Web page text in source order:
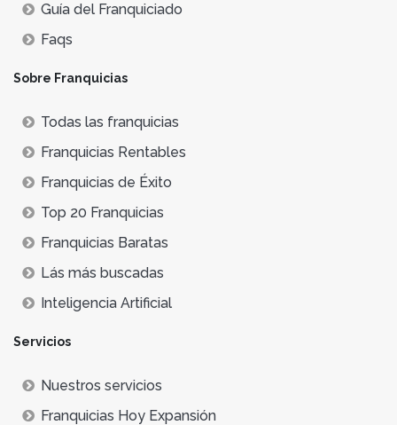
Guía del Franquiciado
Faqs
Sobre Franquicias
Todas las franquicias
Franquicias Rentables
Franquicias de Éxito
Top 20 Franquicias
Franquicias Baratas
Lás más buscadas
Inteligencia Artificial
Servicios
Nuestros servicios
Franquicias Hoy Expansión